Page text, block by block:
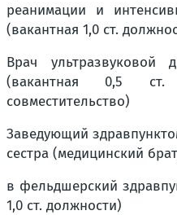
реанимации и
(вакантная 1,0 ст.
Врач ультразвуковой
(вакантная 0,5 ст.
совместительство)
Заведующий
сестра (медицинский
в фельдшерский
1,0 ст. должности)